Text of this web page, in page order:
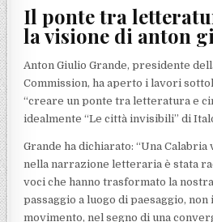
Il ponte tra
la visione di anton
Anton Giulio Grande, presidente
Commission, ha aperto i lavori
“creare un ponte tra letteratura e
idealmente “Le città invisibili” di
Grande ha dichiarato: “Una
nella narrazione letteraria è stata
voci che hanno trasformato la
passaggio a luogo di paesaggio, non
movimento, nel segno di una